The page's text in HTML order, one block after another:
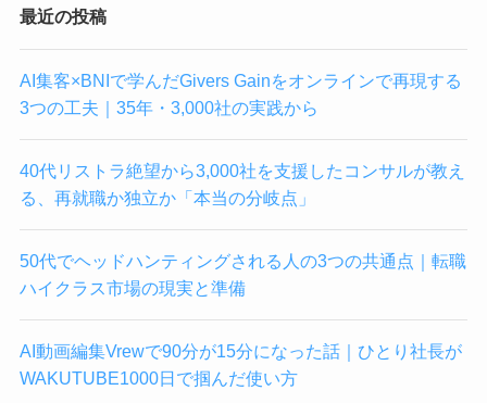
最近の投稿
AI集客×BNIで学んだGivers Gainをオンラインで再現する
3つの工夫｜35年・3,000社の実践から
40代リストラ絶望から3,000社を支援したコンサルが教え
る、再就職か独立か「本当の分岐点」
50代でヘッドハンティングされる人の3つの共通点｜転職
ハイクラス市場の現実と準備
AI動画編集Vrewで90分が15分になった話｜ひとり社長が
WAKUTUBE1000日で掴んだ使い方